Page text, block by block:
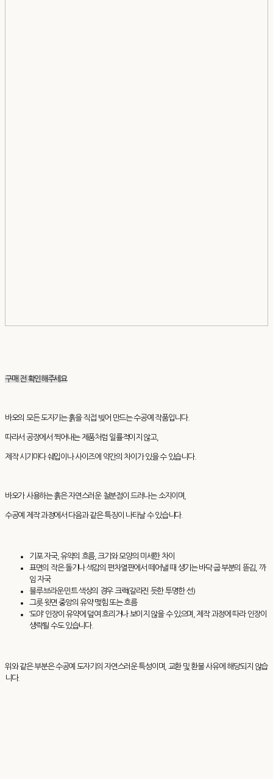
구매 전 확인해주세요
바오의 모든 도자기는 흙을 직접 빚어 만드는 수공예 작품입니다.
따라서 공장에서 찍어내는 제품처럼 일률적이지 않고,
제작 시기마다 쉐입이나 사이즈에 약간의 차이가 있을 수 있습니다.
바오가 사용하는 흙은 자연스러운 철분점이 드러나는 소지이며,
수공예 제작 과정에서 다음과 같은 특징이 나타날 수 있습니다.
기포 자국, 유약의 흐름, 크기와 모양의 미세한 차이
표면의 작은 돌기나 색감의 편차열판에서 떼어낼 때 생기는 바닥·굽 부분의 뜯김, 까
임 자국
블루·브라운·민트 색상의 경우 크랙(갈라진 듯한 투명한 선)
그릇 윗면 중앙의 유약 맺힘 또는 흐름
‘도야’ 인장이 유약에 덮여 흐리거나 보이지 않을 수 있으며, 제작 과정에 따라 인장이
생략될 수도 있습니다.
위와 같은 부분은 수공예 도자기의 자연스러운 특성이며, 교환 및 환불 사유에 해당되지 않습
니다.